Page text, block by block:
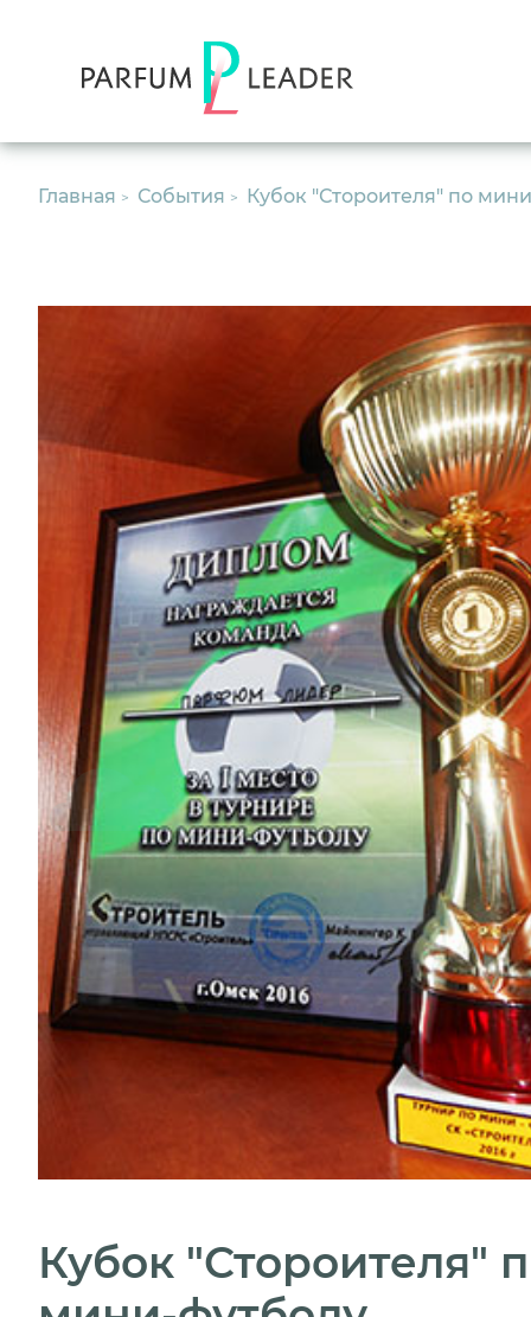
Главная События Кубок "Стороителя" по
Кубок "Стороителя"